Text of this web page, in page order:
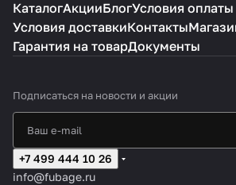
КаталогАкцииБлогУсловия оплаты
Условия доставкиКонтакты
Гарантия на товарДокументы
Подписаться на новости и акции
+7 499 444 10 26
info@fubage.ru